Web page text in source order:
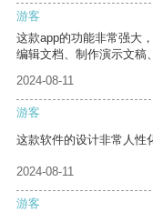
游客
这款app的功能非常强大
编辑文档、制作演示文稿
2024-08-11
游客
这款软件的设计非常人性
2024-08-11
游客